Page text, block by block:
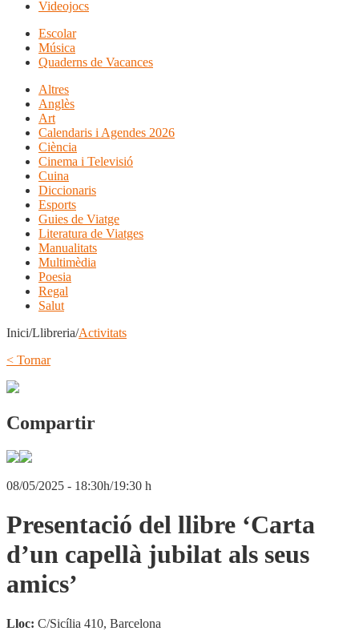
Videojocs
Escolar
Música
Quaderns de Vacances
Altres
Anglès
Art
Calendaris i Agendes 2026
Ciència
Cinema i Televisió
Cuina
Diccionaris
Esports
Guies de Viatge
Literatura de Viatges
Manualitats
Multimèdia
Poesia
Regal
Salut
Inici/Llibreria/Activitats
< Tornar
Compartir
08/05/2025 - 18:30h/19:30 h
Presentació del llibre ‘Carta
d’un capellà jubilat als seus
amics’
Lloc: C/Sicília 410, Barcelona